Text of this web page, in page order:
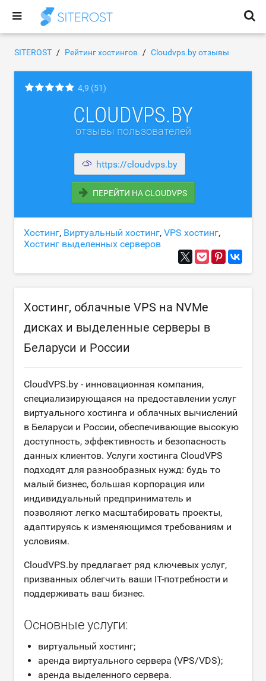
SITEROST Рейтинг хостингов Cloudvps.by отзывы
4,9 (51)
CLOUDVPS.BY
отзывы пользователей
https://cloudvps.by
ПЕРЕЙТИ НА CLOUDVPS
Хостинг, Виртуальный хостинг, VPS хостинг,
Хостинг выделенных серверов
Хостинг, облачные VPS на NVMe
дисках и выделенные серверы в
Беларуси и России
CloudVPS.by - инновационная компания,
специализирующаяся на предоставлении услуг
виртуального хостинга и облачных вычислений
в Беларуси и России, обеспечивающие высокую
доступность, эффективность и безопасность
данных клиентов. Услуги хостинга CloudVPS
подходят для разнообразных нужд: будь то
малый бизнес, большая корпорация или
индивидуальный предприниматель и
позволяют легко масштабировать проекты,
адаптируясь к изменяющимся требованиям и
условиям.
CloudVPS.by предлагает ряд ключевых услуг,
призванных облегчить ваши IT-потребности и
поддерживать ваш бизнес.
Основные услуги:
виртуальный хостинг;
аренда виртуального сервера (VPS/VDS);
аренда выделенного сервера.